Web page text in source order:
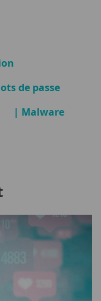
de passe
| Malware